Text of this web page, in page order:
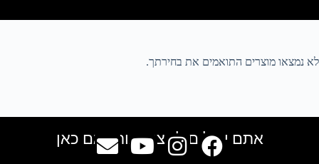
לא נמצאו מוצרים התואמים את בחירתך.
אתם יכולים למצוא אותנו גם כאן